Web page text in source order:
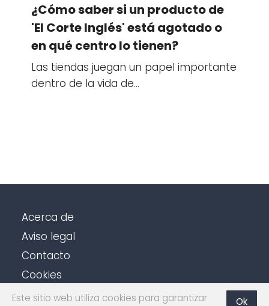
¿Cómo saber si un producto de
'El Corte Inglés' está agotado o
en qué centro lo tienen?
Las tiendas juegan un papel importante
dentro de la vida de…
Acerca de
Aviso legal
Contacto
Cookies
Política de privacidad
Ok
Este sitio web utiliza cookies para garantizar